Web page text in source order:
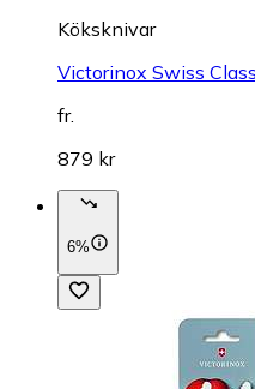
Köksknivar
Victorinox Swiss
fr.
879 kr
6%